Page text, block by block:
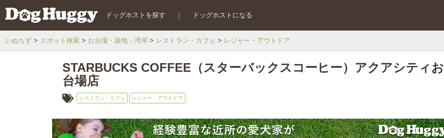
ドッグホストを探す ドッグホストになる
いぬちず スポット検索 お台場・築地・湾岸 レストラン・カフェ レジャー・アウトドア
STARBUCKS COFFEE（スターバックスコーヒー）アクアシティお
台場店
レストラン・カフェ レジャー・アウトドア